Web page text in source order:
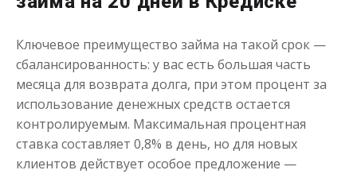
Ключевое преимущество займа на такой срок —
сбалансированность: у вас есть большая часть
месяца для возврата долга, при этом процент за
использование денежных средств остается
контролируемым. Максимальная процентная
ставка составляет 0,8% в день, но для новых
клиентов действует особое предложение —